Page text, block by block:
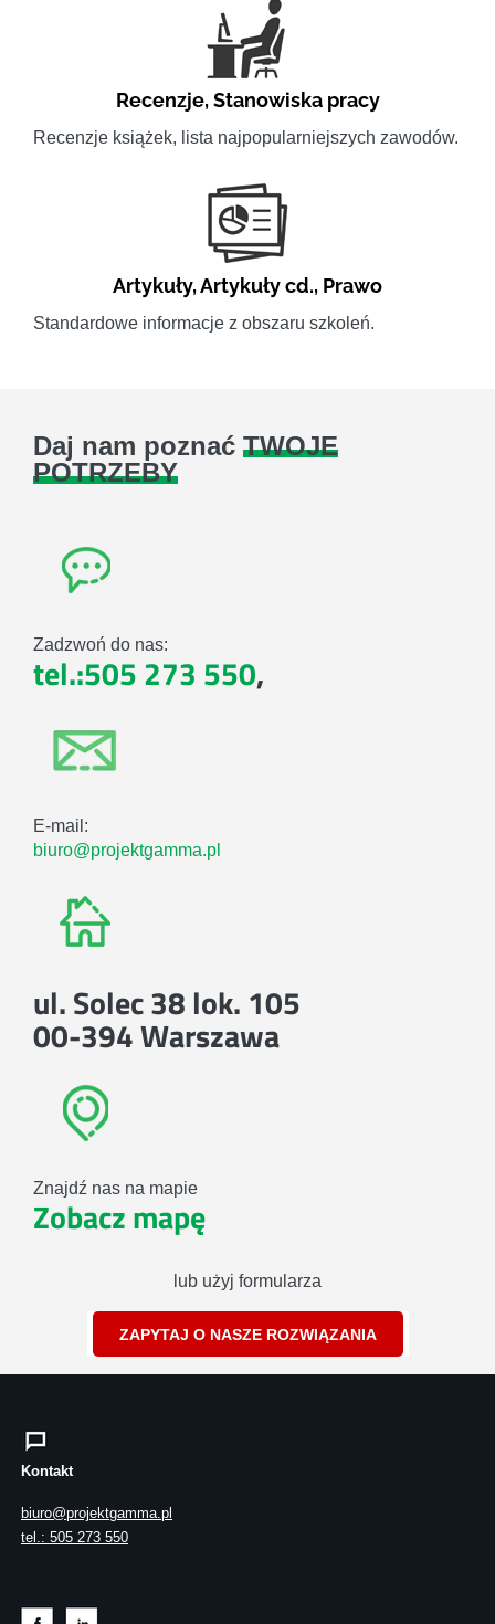
Recenzje,Stanowiska pracy
Recenzje książek, lista najpopularniejszych zawodów.
Artykuły,Artykuły cd., Prawo
Standardowe informacje z obszaru szkoleń.
Daj nam poznać TWOJE
POTRZEBY
Zadzwoń do nas:
tel.:505 273 550,
E-mail:
biuro@projektgamma.pl
ul. Solec 38 lok. 105
00-394 Warszawa
Znajdź nas na mapie
Zobacz mapę
lub użyj formularza
ZAPYTAJ O NASZE ROZWIĄZANIA
Kontakt
biuro@projektgamma.pl
tel.: 505 273 550